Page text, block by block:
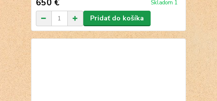
650 € Skladom 1
Pridať do košíka